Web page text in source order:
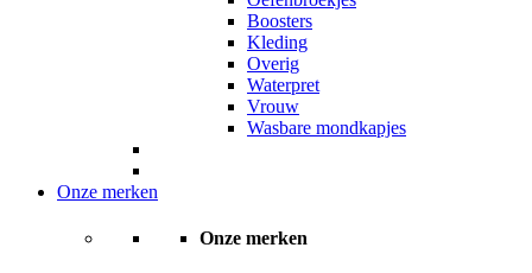
Boosters
Kleding
Overig
Waterpret
Vrouw
Wasbare mondkapjes
Onze merken
Onze merken